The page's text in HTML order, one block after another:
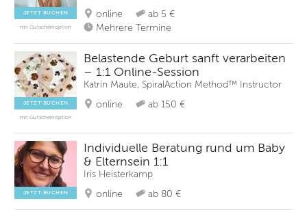
JETZT BUCHEN
mit Gutscheinoption
online
ab 5 €
Mehrere Termine
JETZT BUCHEN
mit Gutscheinoption
Belastende Geburt sanft verarbeiten
– 1:1 Online-Session
Katrin Maute, SpiralAction Method™ Instructor
online
ab 150 €
JETZT BUCHEN
Individuelle Beratung rund um Baby
& Elternsein 1:1
Iris Heisterkamp
online
ab 80 €